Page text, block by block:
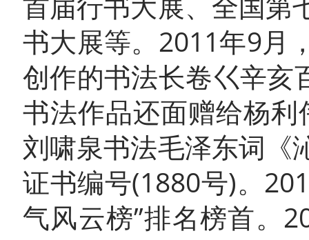
书大展等。2011年9月
创作的书法长卷巜辛亥
书法作品还面赠给杨
刘啸泉书法毛泽东词《
证书编号(1880号)。
气风云榜”排名榜首。